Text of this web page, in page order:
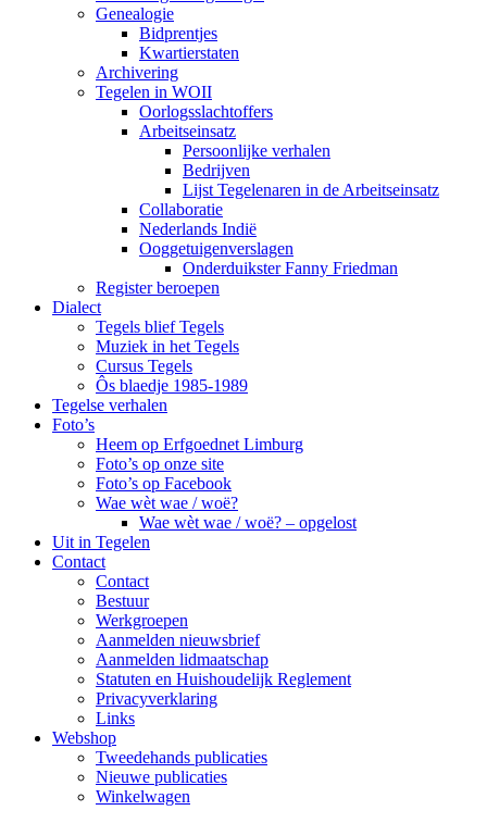
Genealogie
Bidprentjes
Kwartierstaten
Archivering
Tegelen in WOII
Oorlogsslachtoffers
Arbeitseinsatz
Persoonlijke verhalen
Bedrijven
Lijst Tegelenaren in de Arbeitseinsatz
Collaboratie
Nederlands Indië
Ooggetuigenverslagen
Onderduikster Fanny Friedman
Register beroepen
Dialect
Tegels blief Tegels
Muziek in het Tegels
Cursus Tegels
Ôs blaedje 1985-1989
Tegelse verhalen
Foto’s
Heem op Erfgoednet Limburg
Foto’s op onze site
Foto’s op Facebook
Wae wèt wae / woë?
Wae wèt wae / woë? – opgelost
Uit in Tegelen
Contact
Contact
Bestuur
Werkgroepen
Aanmelden nieuwsbrief
Aanmelden lidmaatschap
Statuten en Huishoudelijk Reglement
Privacyverklaring
Links
Webshop
Tweedehands publicaties
Nieuwe publicaties
Winkelwagen